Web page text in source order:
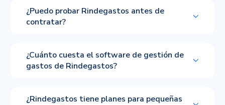
¿Puedo probar Rindegastos antes de
contratar?
¿Cuánto cuesta el software de gestión de
gastos de Rindegastos?
¿Rindegastos tiene planes para pequeñas